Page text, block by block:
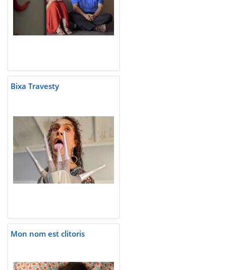
Bixa Travesty
Mon nom est clitoris